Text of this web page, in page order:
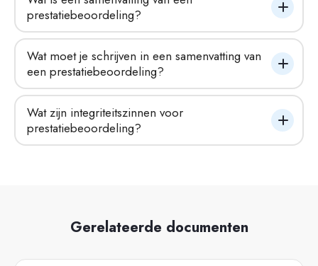
prestatiebeoordeling?
Wat moet je schrijven in een samenvatting van
een prestatiebeoordeling?
Wat zijn integriteitszinnen voor
prestatiebeoordeling?
Gerelateerde documenten